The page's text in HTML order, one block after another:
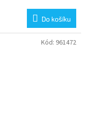
Do košíku
Kód: 961472